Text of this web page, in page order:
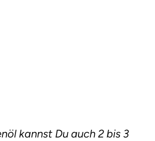
kannst Du auch 2 bis 3